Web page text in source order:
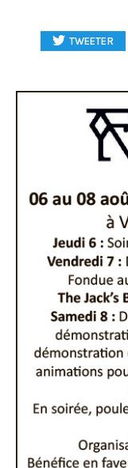
TWEETER